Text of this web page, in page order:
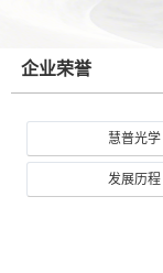
企业荣誉
慧普光学
发展历程